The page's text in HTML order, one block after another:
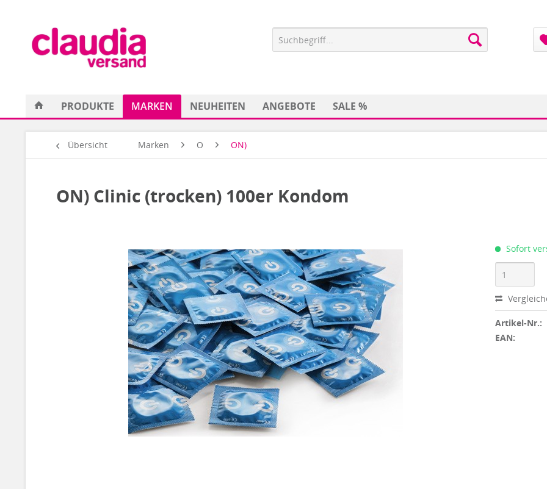
PRODUKTE MARKEN NEUHEITEN ANGEBOTE SALE %
Übersicht Marken O ON)
ON) Clinic (trocken) 100er Kondom
Sofort
Artikel-Nr.:
EAN: